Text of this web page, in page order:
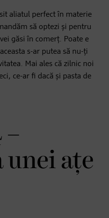
aliatul perfect în materie
să optezi și pentru
găsi în comerț. Poate e
s-ar putea să nu-ți
Mai ales că zilnic noi
ce-ar fi dacă și pasta de
–
unei ațe